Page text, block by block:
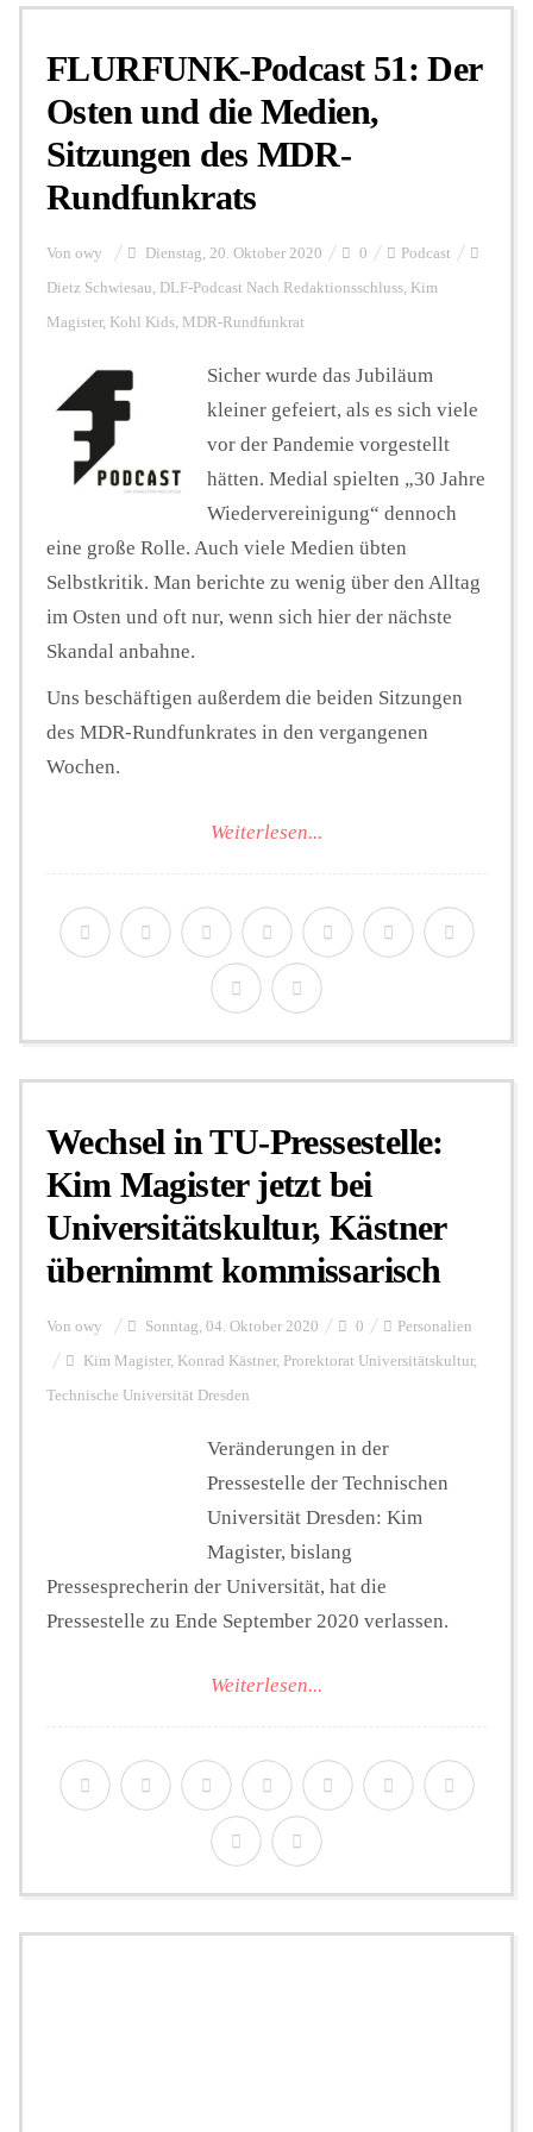
Personalien
Hintergrund
FUNKTURM-Beiträge
Seminare
Unterstützen
FLURFUNK-Podcast 51: Der
Osten und die Medien,
Sitzungen des MDR-
Rundfunkrats
Von owy Dienstag, 20. Oktober 2020 0 Podcast
Dietz Schwiesau, DLF-Podcast Nach Redaktionsschluss, Kim
Magister, Kohl Kids, MDR-Rundfunkrat
Sicher wurde das Jubiläum
kleiner gefeiert, als es sich viele
vor der Pandemie vorgestellt
hätten. Medial spielten „30 Jahre
Wiedervereinigung“ dennoch
eine große Rolle. Auch viele Medien übten
Selbstkritik. Man berichte zu wenig über den Alltag
im Osten und oft nur, wenn sich hier der nächste
Skandal anbahne.
Uns beschäftigen außerdem die beiden Sitzungen
des MDR-Rundfunkrates in den vergangenen
Wochen.
Weiterlesen...
Wechsel in TU-Pressestelle:
Kim Magister jetzt bei
Universitätskultur, Kästner
übernimmt kommissarisch
Von owy Sonntag, 04. Oktober 2020 0 Personalien
Kim Magister, Konrad Kästner, Prorektorat Universitätskultur,
Technische Universität Dresden
Veränderungen in der
Pressestelle der Technischen
Universität Dresden: Kim
Magister, bislang
Pressesprecherin der Universität, hat die
Pressestelle zu Ende September 2020 verlassen.
Weiterlesen...